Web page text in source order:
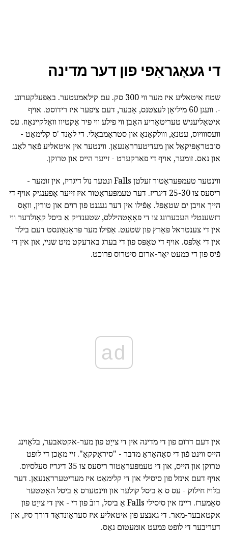
די געאָגראַפי פון דער מדינה
שטח איטאליע איז מער ווי 300 סק. עם קילאמעטער. באַפעלקערונג
-. וועגן 60 מיליאָן לעצטנס, אָבער, דעם ציפער איז רידוסט. אויף
איטאַליעניש טעריטאָריע האָבן ווי פילע ווי פיר אַקטיוו וואַלקיינאָוז. עס
וועסווויוס, עטנאַ, ווולקאַנאָ און סטראָמבאָלי. די לאַנד 'ס קלימאַט -
סובטראָפּיקאַל און מעדיטערראַנעאַן. ווינטער אין איטאליע פֿאַר לאַנג
און נאַס. זומער, אויף די פאַרקערט - זייער הייס און טרוקן.
ווינטער טעמפּעראַטור זעלטן Falls ונטער נול דיגריז, אין זומער -
ריסעס צו 25-30 דיגריז. דער טעמפּעראַטור איז זייער אָפענגיק אויף די
הייך אויבן ים שטאַפּל. אַפֿילו אין דער געגנט פון רוים און טורין, וואָס
דזשענטלי העכערונג צו די פאָאָטהיללס, שטענדיק אַ ביסל קאָולדער ווי
אין די צענטראל פּאַרץ פון שטעט. אַפֿילו מער פּראַנאַונסט דעם בילד
אין די אַלפּס. אויף די טאַפּס פון די בערג באדעקט מיט שניי, און אין די
פֿיס פון די כּמעט יאָר-ארום סיטרוס פרוכט.
ad
אין דעם דרום פון די מדינה אין די צייַט פון מער-אקטאבער, בלאָוינג
הייס ווינט פֿון די סאַהאַראַ מדבר - "סיראָקקאָ". זיי מאַכן די לופט
טרוקן און הייס, און די טעמפּעראַטור ריסעס צו 35 דיגריז סעלסיוס.
אויף דעם אינזל פון סיסילי און די קלימאַט איז מעדיטערראַנעאַן. דער
בלויז חילוק - עס ס אַ ביסל קולער און ווינטערס אַ ביסל האָטטער
סאַמערז. ריינז אין סיסילי Falls אַ ביסל, רובֿ פון די - אין די צייַט פון
אקטאבער-מאר. די גאנצע פון איטאליע איז סעראַונדאַד דורך סיז, און
דעריבער די לופט כּמעט אומעטום נאַס.